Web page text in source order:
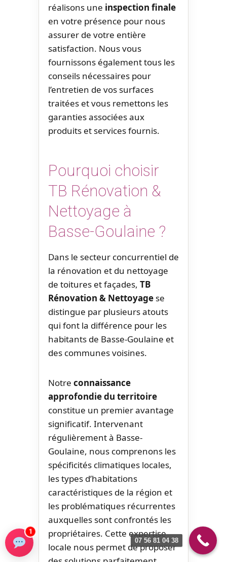
réalisons une inspection finale
en votre présence pour nous
assurer de votre entière
satisfaction. Nous vous
fournissons également tous les
conseils nécessaires pour
l’entretien de vos surfaces
traitées et vous remettons les
garanties associées aux
produits et services fournis.
Pourquoi choisir
TB Rénovation &
Nettoyage à
Basse-Goulaine ?
Dans le secteur concurrentiel de
la rénovation et du nettoyage
de toitures et façades, TB
Rénovation & Nettoyage se
distingue par plusieurs atouts
qui font la différence pour les
habitants de Basse-Goulaine et
des communes voisines.
Notre connaissance
approfondie du territoire
constitue un premier avantage
significatif. Intervenant
régulièrement à Basse-
Goulaine, nous comprenons les
spécificités climatiques locales,
les types d’habitations
caractéristiques de la région et
les problématiques récurrentes
auxquelles sont confrontés les
propriétaires. Cette expertise
locale nous permet de proposer
07 56 81 04 38
1